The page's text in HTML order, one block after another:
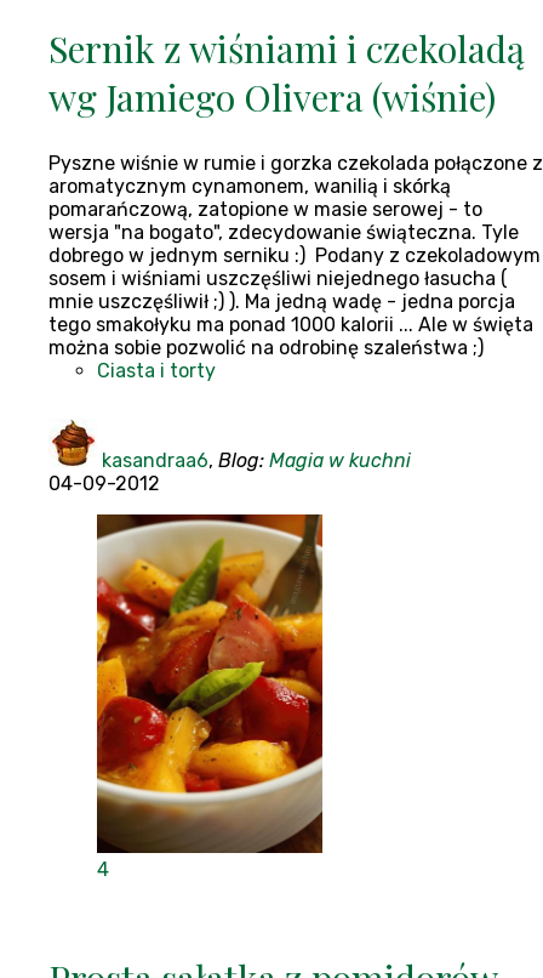
Sernik z wiśniami i czekoladą
wg Jamiego Olivera (wiśnie)
Pyszne wiśnie w rumie i gorzka czekolada połączone z
aromatycznym cynamonem, wanilią i skórką
pomarańczową, zatopione w masie serowej - to
wersja "na bogato", zdecydowanie świąteczna. Tyle
dobrego w jednym serniku :) Podany z czekoladowym
sosem i wiśniami uszczęśliwi niejednego łasucha (
mnie uszczęśliwił ;) ). Ma jedną wadę - jedna porcja
tego smakołyku ma ponad 1000 kalorii ... Ale w święta
można sobie pozwolić na odrobinę szaleństwa ;)
Ciasta i torty
kasandraa6, Blog: Magia w kuchni
04-09-2012
4